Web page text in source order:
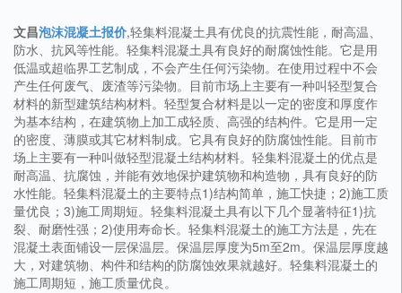
文昌泡沫混凝土报价,轻集料混凝土具有优良的抗震性能，耐高温、
防水、抗风等性能。轻集料混凝土具有良好的耐腐蚀性能。它是用
低温或超临界工艺制成，不会产生任何污染物。在使用过程中不会
产生任何废气、废渣等污染物。目前市场上主要有一种叫轻型复合
材料的新型建筑结构材料。轻型复合材料是以一定的密度和厚度作
为基本结构，在建筑物上加工成轻质、高强的结构件。它是用一定
的密度、薄膜或其它材料制成。它具有良好的防腐蚀性能。目前市
场上主要有一种叫做轻型混凝土结构材料。轻集料混凝土的优点是
耐高温、抗腐蚀，并能有效地保护建筑物和构造物，具有良好的防
水性能。轻集料混凝土的主要特点1)结构简单，施工快捷；2)施工质
量优良；3)施工周期短。轻集料混凝土具有以下几个显著特征1)抗
裂、耐磨性强；2)使用寿命长。轻集料混凝土的施工方法是，先在
混凝土表面铺设一层保温层。保温层厚度为5m至2m。保温层厚度越
大，对建筑物、构件和结构的防腐蚀效果就越好。轻集料混凝土的
施工周期短，施工质量优良。